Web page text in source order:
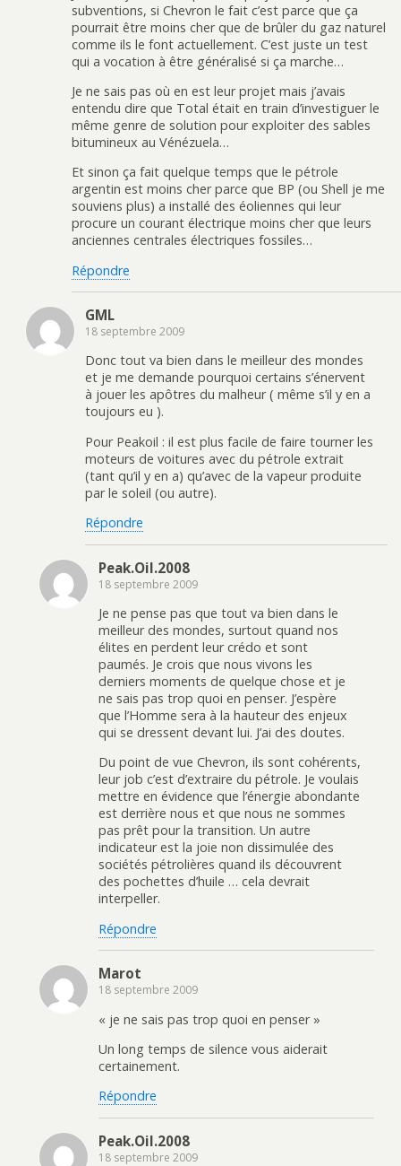
subventions, si Chevron le fait c’est parce que ça
pourrait être moins cher que de brûler du gaz naturel
comme ils le font actuellement. C’est juste un test
qui a vocation à être généralisé si ça marche…
Je ne sais pas où en est leur projet mais j’avais
entendu dire que Total était en train d’investiguer le
même genre de solution pour exploiter des sables
bitumineux au Vénézuela…
Et sinon ça fait quelque temps que le pétrole
argentin est moins cher parce que BP (ou Shell je me
souviens plus) a installé des éoliennes qui leur
procure un courant électrique moins cher que leurs
anciennes centrales électriques fossiles…
Répondre
GML
18 septembre 2009
Donc tout va bien dans le meilleur des mondes
et je me demande pourquoi certains s’énervent
à jouer les apôtres du malheur ( même s’il y en a
toujours eu ).
Pour Peakoil : il est plus facile de faire tourner les
moteurs de voitures avec du pétrole extrait
(tant qu’il y en a) qu’avec de la vapeur produite
par le soleil (ou autre).
Répondre
Peak.Oil.2008
18 septembre 2009
Je ne pense pas que tout va bien dans le
meilleur des mondes, surtout quand nos
élites en perdent leur crédo et sont
paumés. Je crois que nous vivons les
derniers moments de quelque chose et je
ne sais pas trop quoi en penser. J’espère
que l’Homme sera à la hauteur des enjeux
qui se dressent devant lui. J’ai des doutes.
Du point de vue Chevron, ils sont cohérents,
leur job c’est d’extraire du pétrole. Je voulais
mettre en évidence que l’énergie abondante
est derrière nous et que nous ne sommes
pas prêt pour la transition. Un autre
indicateur est la joie non dissimulée des
sociétés pétrolières quand ils découvrent
des pochettes d’huile … cela devrait
interpeller.
Répondre
Marot
18 septembre 2009
« je ne sais pas trop quoi en penser »
Un long temps de silence vous aiderait
certainement.
Répondre
Peak.Oil.2008
18 septembre 2009